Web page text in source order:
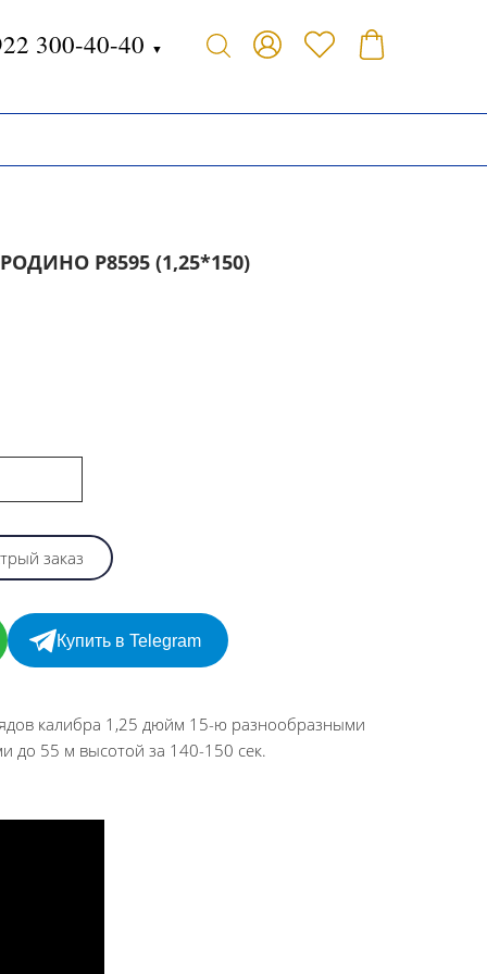
300-40-40 ▼
Р8595 (1,25*150)
заказ
Купить в Telegram
калибра 1,25 дюйм 15-ю разнообразными
до 55 м высотой за 140-150 сек.